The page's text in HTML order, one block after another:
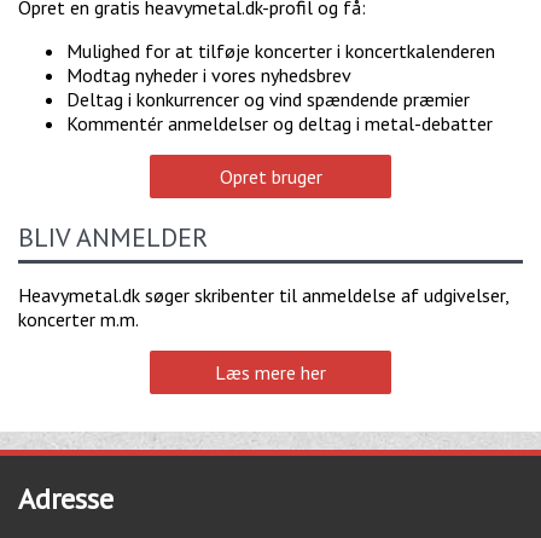
Opret en gratis heavymetal.dk-profil og få:
Mulighed for at tilføje koncerter i koncertkalenderen
Modtag nyheder i vores nyhedsbrev
Deltag i konkurrencer og vind spændende præmier
Kommentér anmeldelser og deltag i metal-debatter
Opret bruger
BLIV ANMELDER
Heavymetal.dk søger skribenter til anmeldelse af udgivelser,
koncerter m.m.
Læs mere her
Adresse